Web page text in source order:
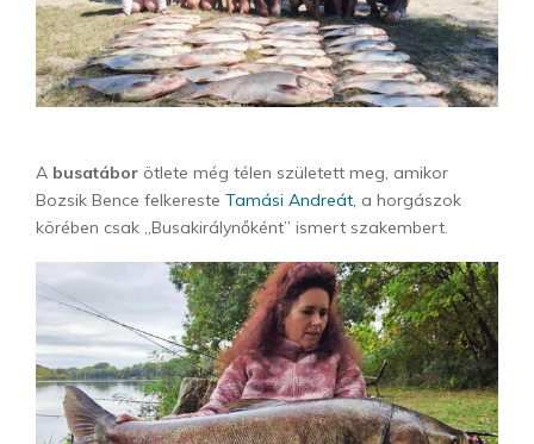
A busatábor ötlete még télen született meg, amikor
Bozsik Bence felkereste Tamási Andreát, a horgászok
körében csak „Busakirálynőként” ismert szakembert.